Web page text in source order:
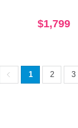
$1,799
1 2 3